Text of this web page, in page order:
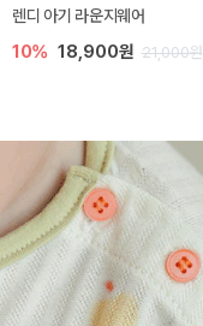
렌디 아기 라운지웨어
10% 18,900원 21,000원